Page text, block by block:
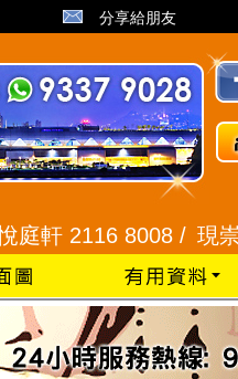
分享給朋友
2116 8008 /現崇山、